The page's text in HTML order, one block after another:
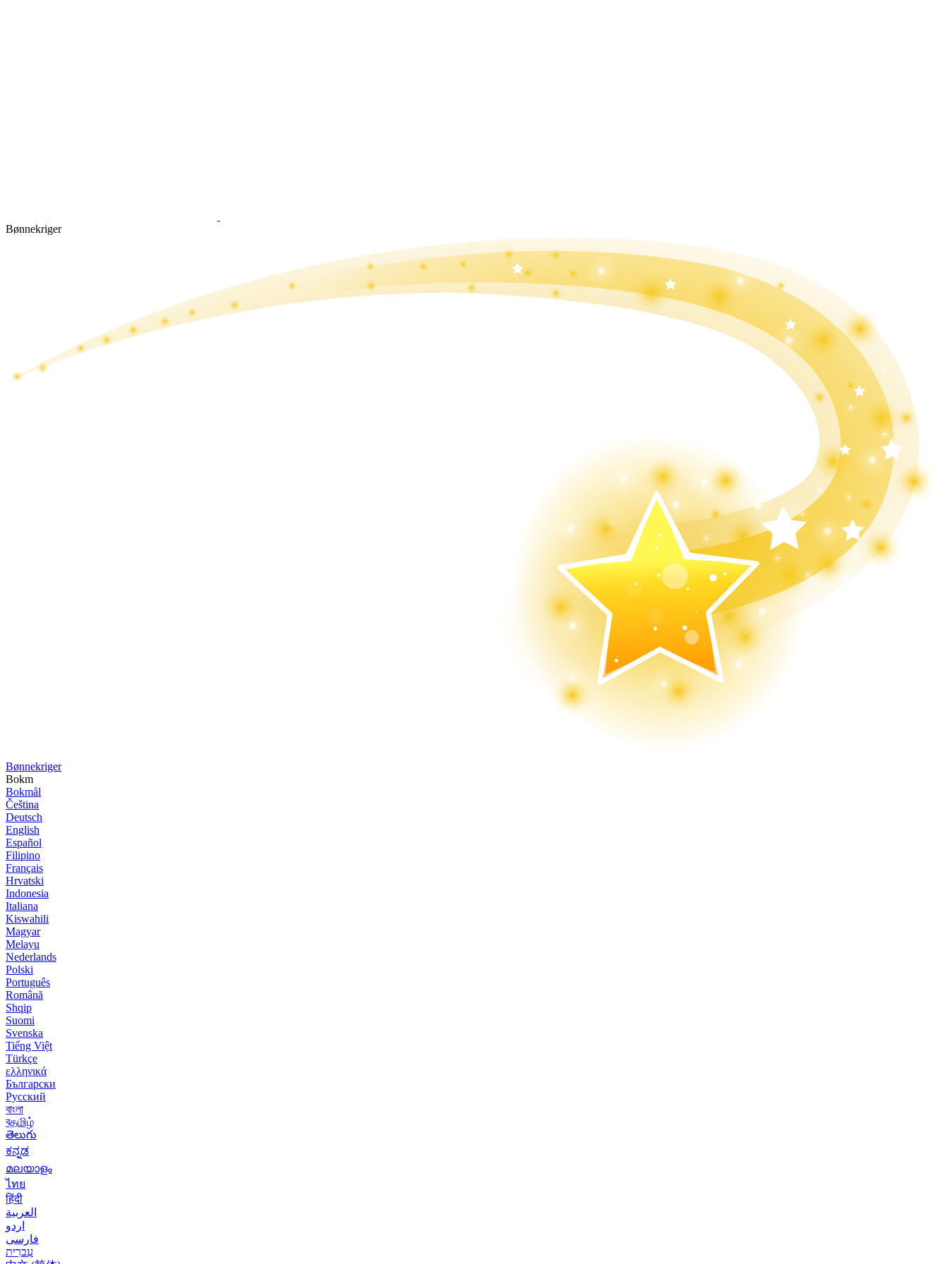
Bønne­kriger
Bønne­kriger
Bokm
Bokmål
Čeština
Deutsch
English
Español
Filipino
Français
Hrvatski
Indonesia
Italiana
Kiswahili
Magyar
Melayu
Nederlands
Polski
Português
Română
Shqip
Suomi
Svenska
Tiếng Việt
Türkçe
ελληνικά
Български
Русский
বাংলা
বதமிழ்
తెలుగు
ಕನ್ನಡ
മലയാളം
ไทย
हिंदी
العربية
اردو
فارسی
עִברִית